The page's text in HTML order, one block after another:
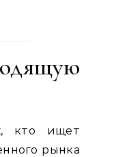
кто ищет
рынка